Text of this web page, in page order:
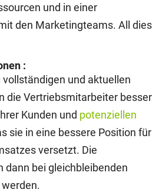
und in einer
den Marketingteams. All dies
:
vollständigen und aktuellen
die Vertriebsmitarbeiter besser
Kunden und potenziellen
sie in eine bessere Position für
versetzt. Die
dann bei gleichbleibenden